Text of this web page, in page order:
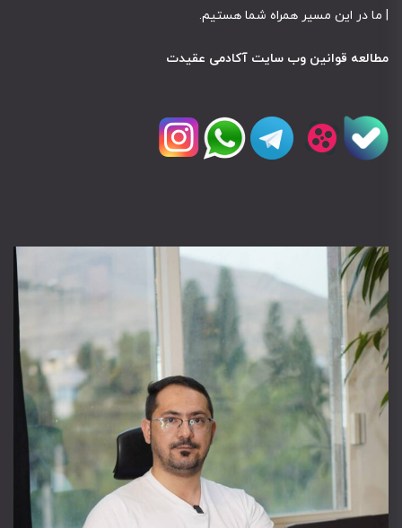
| ما در این مسیر همراه شما هستیم.
مطالعه قوانین وب سایت آکادمی عقیدت